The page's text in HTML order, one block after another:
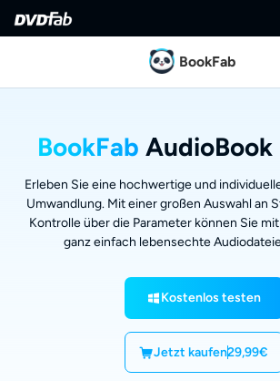
BookFab
BookFab
Erleben Sie eine hochwertige und
Umwandlung. Mit einer großen Auswahl an
Kontrolle über die Parameter können Sie
ganz einfach lebensechte
Kostenlos testen
Jetzt kaufen29,99€